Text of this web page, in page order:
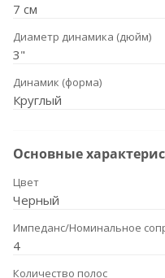
7 см
Диаметр динамика (дюйм)
3"
Динамик (форма)
Круглый
Основные
Цвет
Черный
Импеданс/Номинальное
4
Количество полос